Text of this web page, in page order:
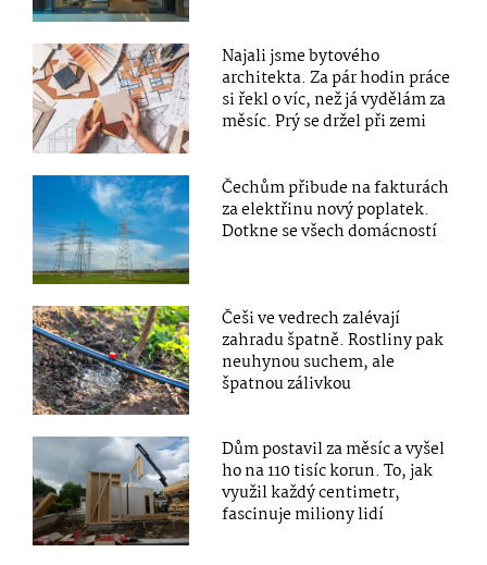
Najali jsme bytového
architekta. Za pár hodin práce
si řekl o víc, než já vydělám za
měsíc. Prý se držel při zemi
Čechům přibude na fakturách
za elektřinu nový poplatek.
Dotkne se všech domácností
Češi ve vedrech zalévají
zahradu špatně. Rostliny pak
neuhynou suchem, ale
špatnou zálivkou
Dům postavil za měsíc a vyšel
ho na 110 tisíc korun. To, jak
využil každý centimetr,
fascinuje miliony lidí